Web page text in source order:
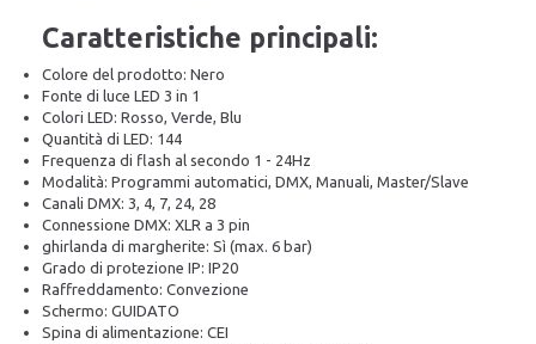
Caratteristiche principali:
Colore del prodotto: Nero
Fonte di luce LED 3 in 1
Colori LED: Rosso, Verde, Blu
Quantità di LED: 144
Frequenza di flash al secondo 1 - 24Hz
Modalità: Programmi automatici, DMX, Manuali, Master/Slave
Canali DMX: 3, 4, 7, 24, 28
Connessione DMX: XLR a 3 pin
ghirlanda di margherite: Sì (max. 6 bar)
Grado di protezione IP: IP20
Raffreddamento: Convezione
Schermo: GUIDATO
Spina di alimentazione: CEI